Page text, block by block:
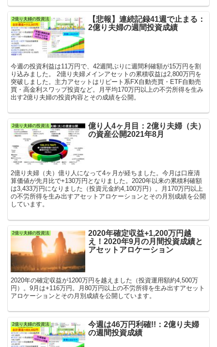
2億り夫婦の投資法
【悲報】連続記録41週で止まる：
2億り夫婦の週間投資成績
今週の投資利益は11万円で、42週間ぶりに週間利確額が15万円を割
り込みました。 2億り夫婦メインアセットの累積収益は2,800万円を
突破しました。主力アセットはリピート系FX自動売買・ETF自動売
買・高金利スワップ投資など。月平均170万円以上の不労所得を生み
出す2億り夫婦の投資内容とその成績を公開。
2億り夫婦の投資法
億り人4ヶ月目：2億り夫婦（夫）
の資産公開2021年8月
2億り夫婦（夫）億り人になって4ヶ月が経ちました。今月は口座清
算価値が先月比で+130万円となりました。2020年以来の累積利確額
は3,433万円になりました（投資元金約4,100万円）。月170万円以上
の不労所得を生み出すアセットアロケーションとその月別成績を公開
しています。
2億り夫婦の投資法
2020年確定収益+1,200万円越
え！2020年9月の月間投資成績と
アセットアロケーション
2020年の確定収益が1200万円を越えました（投資運用額約4,500万
円）。9月は+116万円。月80万円以上の不労所得を生み出すアセット
アロケーションとその月別成績を公開しています。
2億り夫婦の投資法
今週は46万円利確!!：2億り夫婦
の週間投資成績